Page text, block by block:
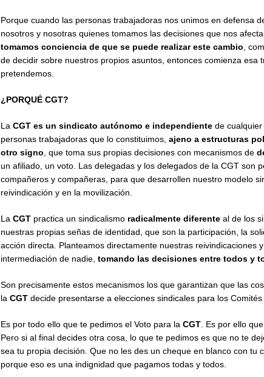
Porque cuando las personas trabajadoras nos unimos en defensa
nosotros y nosotras quienes tomamos las decisiones que nos
tomamos conciencia de que se puede realizar este cambio,
de decidir sobre nuestros propios asuntos, entonces comienza esa
pretendemos.
¿PORQUÉ CGT?
La CGT es un sindicato autónomo e independiente de
personas trabajadoras que lo constituimos, ajeno a estructuras
otro signo , que toma sus propias decisiones con mecanismos de
un afiliado, un voto. Las delegadas y los delegados de la CGT son
compañeros y compañeras, para que desarrollen nuestro modelo
reivindicación y en la movilización.
La CGT practica un sindicalismo radicalmente diferente al de los
nuestras propias señas de identidad, que son la participación, la
acción directa. Planteamos directamente nuestras reivindicaciones
intermediación de nadie, tomando las decisiones entre todos y
Son precisamente estos mecanismos los que garantizan que las
la CGT decide presentarse a elecciones sindicales para los Comités
Es por todo ello que te pedimos el Voto para la CGT . Es por ello
Pero si al final decides otra cosa, lo que te pedimos es que no te
sea tu propia decisión. Que no les des un cheque en blanco con tu
porque eso es una indignidad que pagamos todas y todos.